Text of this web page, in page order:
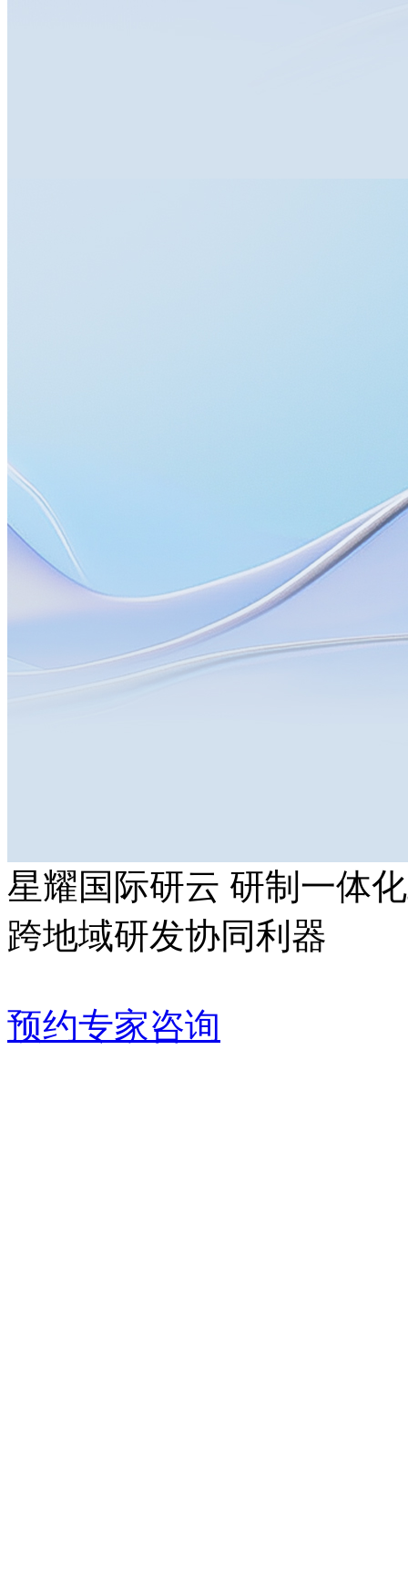
星耀国际研云 研制一体
跨地域研发协同利器
预约专家咨询